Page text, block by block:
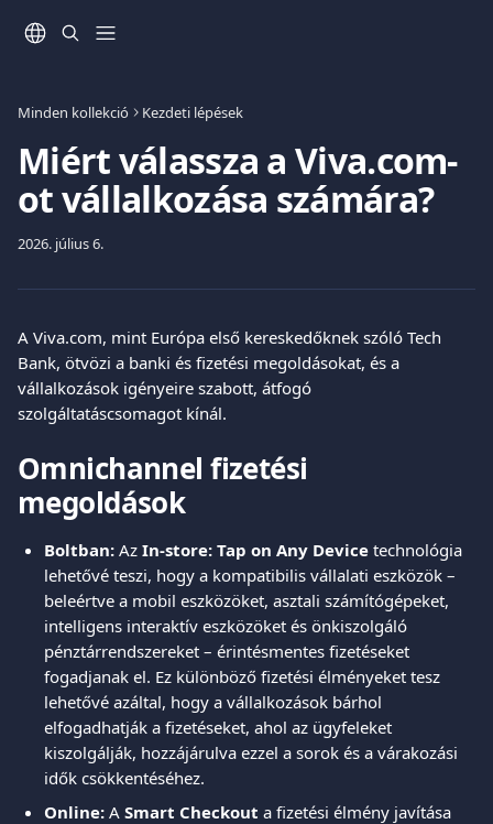
Minden kollekció Kezdeti lépések
Miért válassza a Viva.com-
ot vállalkozása számára?
2026. július 6.
A Viva.com, mint Európa első kereskedőknek szóló Tech
Bank, ötvözi a banki és fizetési megoldásokat, és a
vállalkozások igényeire szabott, átfogó
szolgáltatáscsomagot kínál.
Omnichannel fizetési
megoldások
Boltban: Az In-store: Tap on Any Device technológia
lehetővé teszi, hogy a kompatibilis vállalati eszközök –
beleértve a mobil eszközöket, asztali számítógépeket,
intelligens interaktív eszközöket és önkiszolgáló
pénztárrendszereket – érintésmentes fizetéseket
fogadjanak el. Ez különböző fizetési élményeket tesz
lehetővé azáltal, hogy a vállalkozások bárhol
elfogadhatják a fizetéseket, ahol az ügyfeleket
kiszolgálják, hozzájárulva ezzel a sorok és a várakozási
idők csökkentéséhez.
Online: A Smart Checkout a fizetési élmény javítása